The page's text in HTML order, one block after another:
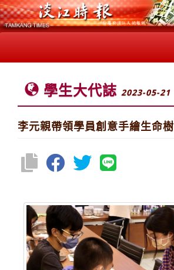
學生大代誌 2023-05-21
李元親帶領學員創意手繪生命樹